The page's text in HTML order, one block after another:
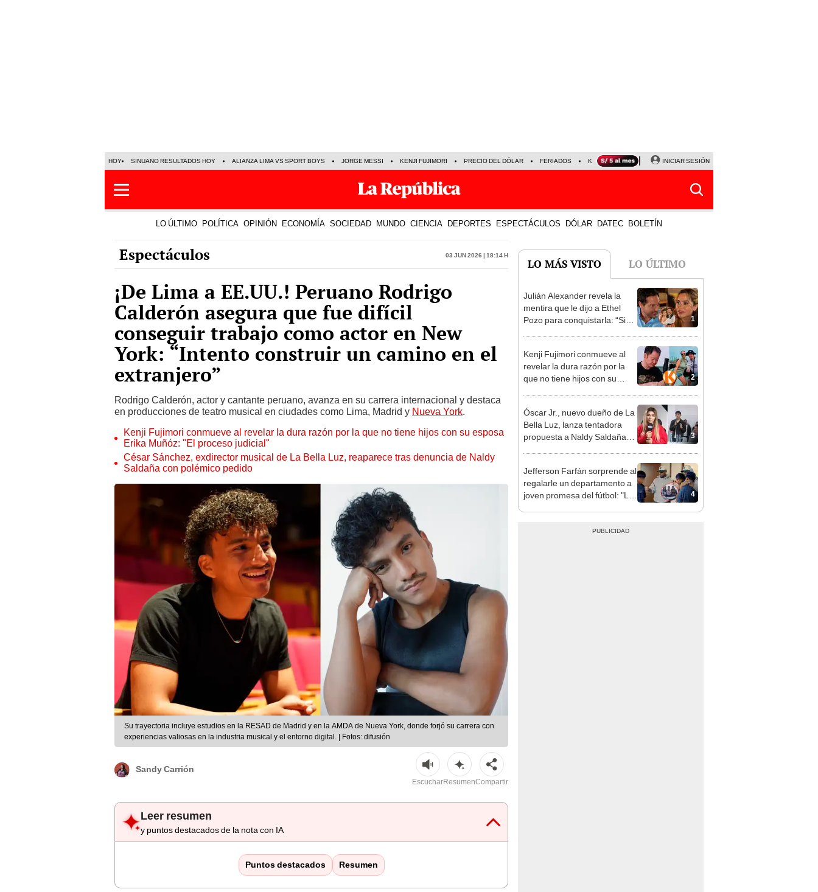
HOY SINUANO RESULTADOS HOY ALIANZA LIMA VS SPORT BOYS JORGE MESSI KENJI FUJIMORI PRECIO DEL DÓLAR FERIADOS KEIKO FUJIMORI NALDY SALDAÑA
INICIAR SESIÓN
LO ÚLTIMO POLÍTICA OPINIÓN ECONOMÍA SOCIEDAD MUNDO CIENCIA DEPORTES ESPECTÁCULOS DÓLAR DATEC BOLETÍN
Espectáculos 03 Jun 2026 | 18:14 h
¡De Lima a EE.UU.! Peruano Rodrigo
Calderón asegura que fue difícil
conseguir trabajo como actor en New
York: “Intento construir un camino en el
extranjero”
Rodrigo Calderón, actor y cantante peruano, avanza en su carrera internacional y destaca
en producciones de teatro musical en ciudades como Lima, Madrid y Nueva York.
Kenji Fujimori conmueve al revelar la dura razón por la que no tiene hijos con su esposa
Erika Muñóz: "El proceso judicial"
César Sánchez, exdirector musical de La Bella Luz, reaparece tras denuncia de Naldy
Saldaña con polémico pedido
Su trayectoria incluye estudios en la RESAD de Madrid y en la AMDA de Nueva York, donde forjó su carrera con
experiencias valiosas en la industria musical y el entorno digital. | Fotos: difusión
Sandy Carrión
EscucharResumenCompartir
Leer resumen
y puntos destacados de la nota con IA
Puntos destacados Resumen
LO MÁS VISTO LO ÚLTIMO
1
Julián Alexander revela la
mentira que le dijo a Ethel
Pozo para conquistarla: “Si
2
Kenji Fujimori conmueve al
revelar la dura razón por la
que no tiene hijos con su
3
Óscar Jr., nuevo dueño de La
Bella Luz, lanza tentadora
propuesta a Naldy Saldaña
tipo de ley”
4
Jefferson Farfán sorprende al
regalarle un departamento a
joven promesa del fútbol: "Lo